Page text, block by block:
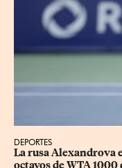
DEPORTES
La rusa Alexandrova
octavos de WTA